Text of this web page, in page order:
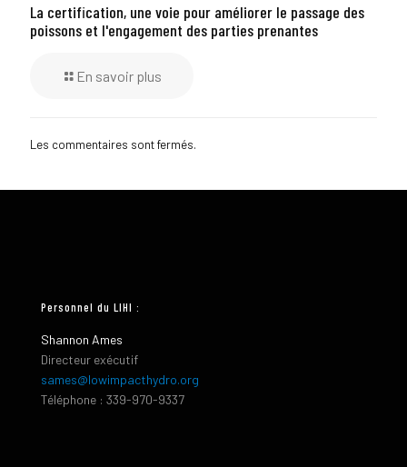
La certification, une voie pour améliorer le passage des
poissons et l'engagement des parties prenantes
En savoir plus
Les commentaires sont fermés.
Personnel du LIHI :
Shannon Ames
Directeur exécutif
sames@lowimpacthydro.org
Téléphone : 339-970-9337